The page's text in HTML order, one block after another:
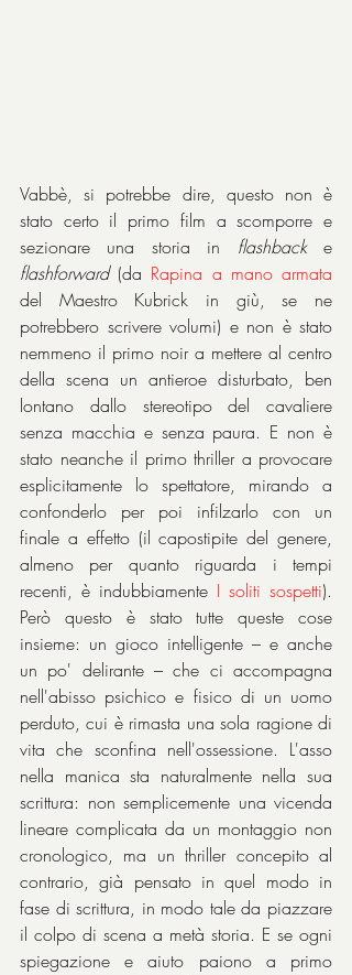
Vabbè, si potrebbe dire, questo non è
stato certo il primo film a scomporre e
sezionare una storia in flashback
flashforward (da
del Maestro Kubrick in giù, se ne
potrebbero scrivere volumi) e non è stato
nemmeno il primo noir a mettere al centro
della scena un antieroe disturbato, ben
lontano dallo stereotipo del cavaliere
senza macchia e senza paura. E non è
stato neanche il primo thriller a provocare
esplicitamente lo spettatore, mirando a
confonderlo per poi infilzarlo con un
finale a effetto (il capostipite del genere,
almeno per quanto riguarda i tempi
recenti, è indubbiamente I soliti sospetti).
Però questo è stato tutte queste cose
insieme: un gioco intelligente – e anche
un po' delirante – che ci accompagna
nell'abisso psichico e fisico di un uomo
perduto, cui è rimasta una sola ragione di
vita che sconfina nell'ossessione. L'asso
nella manica sta naturalmente nella sua
scrittura: non semplicemente una vicenda
lineare complicata da un montaggio non
cronologico, ma un thriller concepito al
contrario, già pensato in quel modo in
fase di scrittura, in modo tale da piazzare
il colpo di scena a metà storia. E se ogni
spiegazione e aiuto paiono a primo